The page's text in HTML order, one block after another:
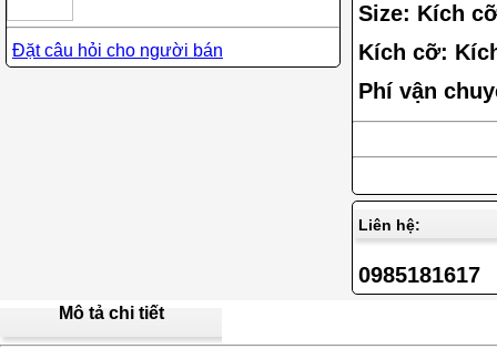
Đặt câu hỏi cho người bán
Size: Kích
Kích cỡ:
Phí vận
Liên hệ:
0985181617
Mô tả chi tiết